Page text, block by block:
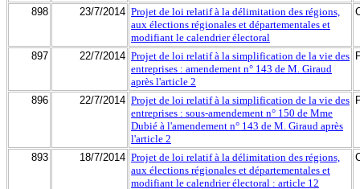
898 23/7/2014 Projet de loi relatif à la délimitation des régions,
aux élections régionales et départementales et
modifiant le calendrier électoral
897 22/7/2014 Projet de loi relatif à la simplification de la vie des
entreprises : amendement n° 143 de M. Giraud
après l'article 2
896 22/7/2014 Projet de loi relatif à la simplification de la vie des
entreprises : sous-amendement n° 150 de Mme
Dubié à l'amendement n° 143 de M. Giraud après
l'article 2
893 18/7/2014 Projet de loi relatif à la délimitation des régions,
aux élections régionales et départementales et
modifiant le calendrier électoral : article 12